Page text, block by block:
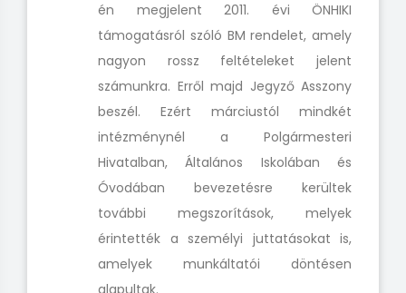
én megjelent 2011. évi ÖNHIKI
támogatásról szóló BM rendelet, amely
nagyon rossz feltételeket jelent
számunkra. Erről majd Jegyző Asszony
beszél. Ezért márciustól mindkét
intézménynél a Polgármesteri
Hivatalban, Általános Iskolában és
Óvodában bevezetésre kerültek
további megszorítások, melyek
érintették a személyi juttatásokat is,
amelyek munkáltatói döntésen
alapultak.